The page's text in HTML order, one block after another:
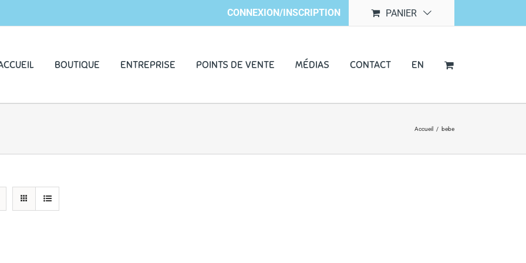
CONNEXION/INSCRIPTION PANIER
BOUTIQUE ENTREPRISE POINTS DE VENTE MÉDIAS CONTACT EN
Accueil / bebe